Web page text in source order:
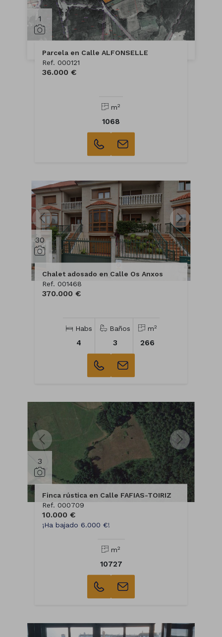
1
Parcela en Calle ALFONSELLE
Ref. 000121
36.000 €
m2
1068
30
Chalet adosado en Calle Os Anxos
Ref. 001468
370.000 €
Habs
4
Baños
3
m2
266
3
Finca rústica en Calle FAFIAS-TOIRIZ
Ref. 000709
10.000 €
¡Ha bajado 6.000 €!
m2
10727